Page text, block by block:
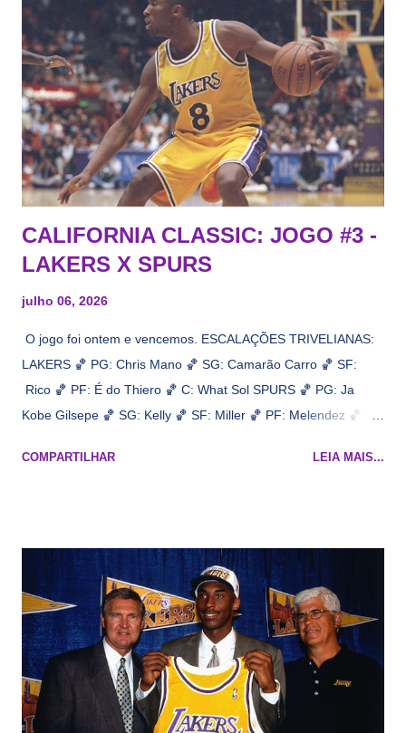
CALIFORNIA CLASSIC: JOGO #3 -
LAKERS X SPURS
julho 06, 2026
O jogo foi ontem e vencemos. ESCALAÇÕES TRIVELIANAS:
LAKERS 🏀 PG: Chris Mano 🏀 SG: Camarão Carro 🏀 SF:
Rico 🏀 PF: É do Thiero 🏀 C: What Sol SPURS 🏀 PG: Ja
Kobe Gilsepe 🏀 SG: Kelly 🏀 SF: Miller 🏀 PF: Melendez 🏀 C:
Na quadra Transmissão: NBA League Pass
COMPARTILHAR LEIA MAIS...